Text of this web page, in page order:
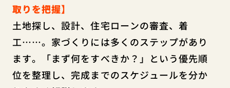
取りを把握】
土地探し、設計、住宅ローンの審査、着
工……。家づくりには多くのステップがあり
ます。「まず何をすべきか？」という優先順
位を整理し、完成までのスケジュールを分か